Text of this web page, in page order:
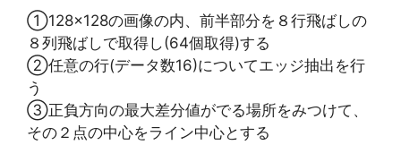
①128×128の画像の内、前半部分を８行飛ばしの
８列飛ばしで取得し(64個取得)する
②任意の行(データ数16)についてエッジ抽出を行
う
③正負方向の最大差分値がでる場所をみつけて、
その２点の中心をライン中心とする